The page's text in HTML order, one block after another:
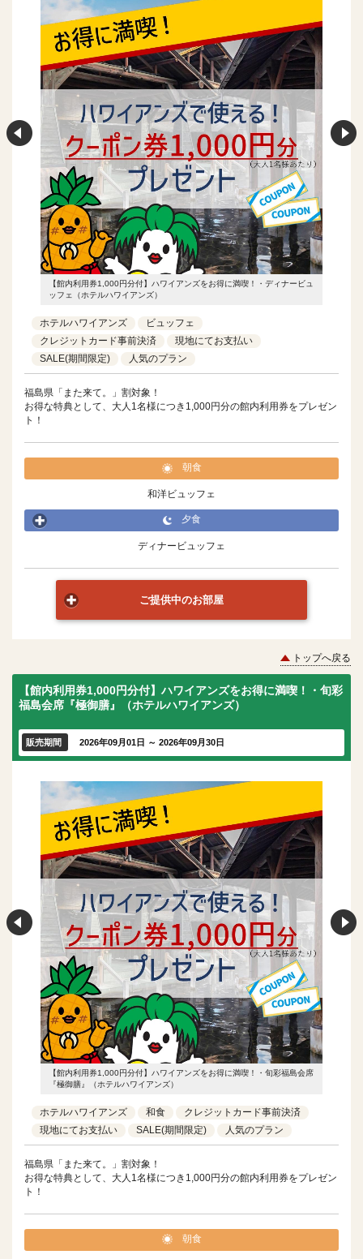
【館内利用券1,000円分付】ハワイアンズをお得に満喫！・ディナービュ
ッフェ（ホテルハワイアンズ）
ホテルハワイアンズ
ビュッフェ
クレジットカード事前決済
現地にてお支払い
SALE(期間限定)
人気のプラン
福島県「また来て。」割対象！
お得な特典として、大人1名様につき1,000円分の館内利用券をプレゼン
ト！
朝食
和洋ビュッフェ
夕食
ディナービュッフェ
ご提供中のお部屋
トップへ戻る
【館内利用券1,000円分付】ハワイアンズをお得に満喫！・旬彩
福島会席『極御膳』（ホテルハワイアンズ）
販売期間 2026年09月01日 ～ 2026年09月30日
【館内利用券1,000円分付】ハワイアンズをお得に満喫！・旬彩福島会席
『極御膳』（ホテルハワイアンズ）
ホテルハワイアンズ 和食
クレジットカード事前決済
現地にてお支払い
SALE(期間限定) 人気のプラン
福島県「また来て。」割対象！
お得な特典として、大人1名様につき1,000円分の館内利用券をプレゼン
ト！
朝食